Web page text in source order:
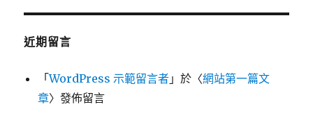
近期留言
「WordPress 示範留言者 」於〈網站第一篇文
章〉發佈留言